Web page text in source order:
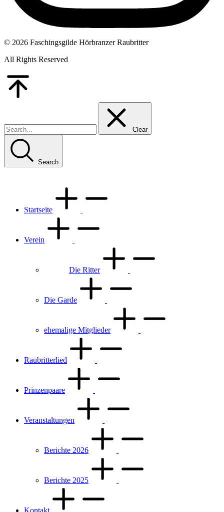
© 2026 Faschingsgilde Hörbranzer Raubritter
All Rights Reserved
Clear
Search
Startseite
Verein
Die Ritter
Die Garde
ehemalige Mitglieder
Raubritterlied
Prinzenpaare
Veranstaltungen
Berichte 2026
Berichte 2025
Kontakt